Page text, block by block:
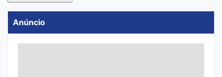
Anúncio